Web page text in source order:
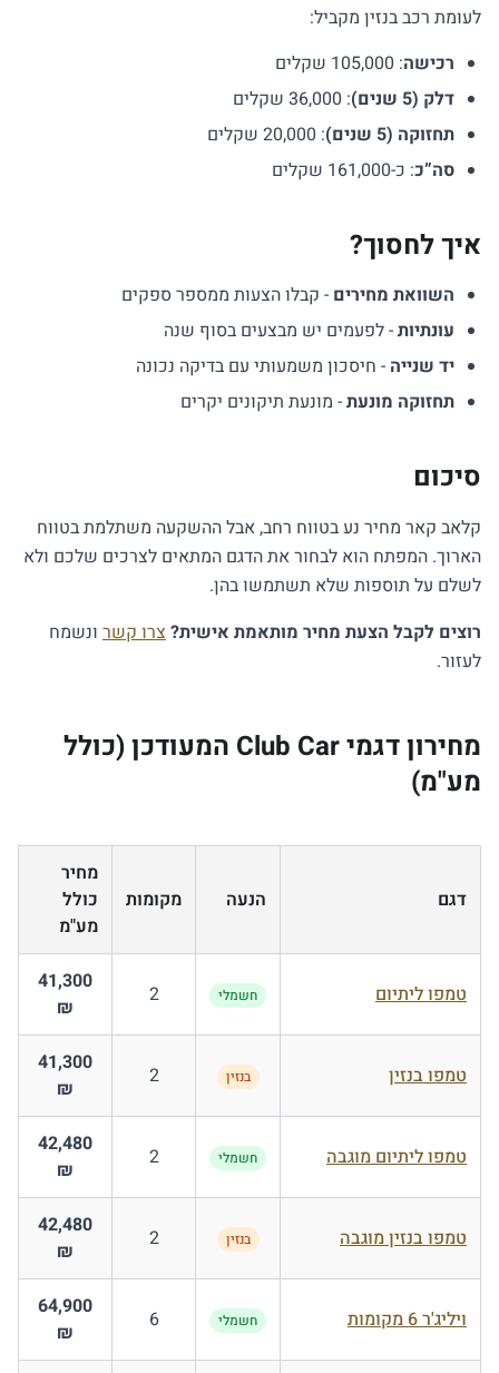
לעומת רכב בנזין מקביל:
רכישה: 105,000 שקלים
דלק (5 שנים)
: 36,000 שקלים
תחזוקה (5 שנים)
: 20,000 שקלים
סה”כ: כ-161,000 שקלים
איך לחסוך?
השוואת מחירים - קבלו הצעות ממספר ספקים
עונתיות- לפעמים יש מבצעים בסוף שנה
יד שנייה - חיסכון משמעותי עם בדיקה נכונה
תחזוקה מונעת- מונעת תיקונים יקרים
סיכום
קלאב קאר מחיר נע בטווח רחב, אבל ההשקעה משתלמת בטווח
הארוך. המפתח הוא לבחור את הדגם המתאים לצרכים שלכם ולא
לשלם על תוספות שלא תשתמשו בהן.
רוצים לקבל הצעת מחיר מותאמת אישית?צרו קשר ונשמח
לעזור.
מחירון דגמי Club Car המעודכן (כולל
מע"מ)
דגם הנעה מקומות
מחיר
כולל
מע"מ
טמפו ליתיום חשמלי 2
41,300
₪
טמפו בנזין בנזין 2
41,300
₪
טמפו ליתיום מוגבה חשמלי 2
42,480
₪
טמפו בנזין מוגבה בנזין 2
42,480
₪
ויליג'ר 6 מקומות חשמלי 6
64,900
₪